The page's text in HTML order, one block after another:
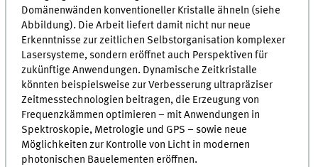
Domänenwänden konventioneller Kristalle ähneln (siehe
Abbildung). Die Arbeit liefert damit nicht nur neue
Erkenntnisse zur zeitlichen Selbstorganisation komplexer
Lasersysteme, sondern eröffnet auch Perspektiven für
zukünftige Anwendungen. Dynamische Zeitkristalle
könnten beispielsweise zur Verbesserung ultrapräziser
Zeitmesstechnologien beitragen, die Erzeugung von
Frequenzkämmen optimieren – mit Anwendungen in
Spektroskopie, Metrologie und GPS – sowie neue
Möglichkeiten zur Kontrolle von Licht in modernen
photonischen Bauelementen eröffnen.